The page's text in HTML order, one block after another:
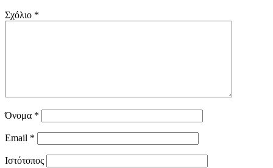
Σχόλιο *
Όνομα *
Email *
Ιστότοπος